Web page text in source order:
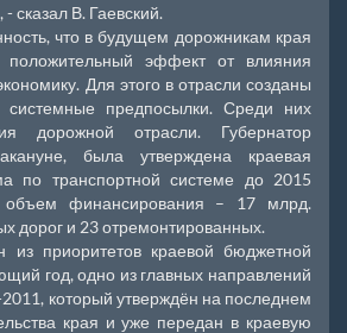
- сказал В. Гаевский.
что в будущем дорожникам края
положительный эффект от влияния
Для этого в отрасли созданы
системные предпосылки. Среди них
дорожной отрасли. Губернатор
была утверждена краевая
по транспортной системе до 2015
объем финансирования – 17 млрд.
дорог и 23 отремонтированных.
из приоритетов краевой бюджетной
год, одно из главных направлений
который утверждён на последнем
края и уже передан в краевую